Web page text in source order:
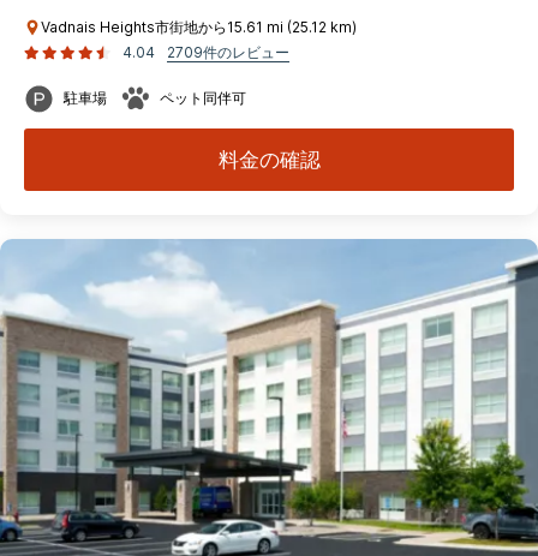
Vadnais Heights市街地から15.61 mi (25.12 km)
4.04
2709件のレビュー
駐車場 ペット同伴可
料金の確認